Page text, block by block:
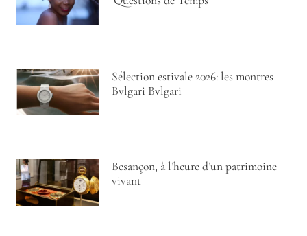
Sélection estivale 2026: les montres
Bvlgari Bvlgari
Besançon, à l’heure d’un patrimoine
vivant